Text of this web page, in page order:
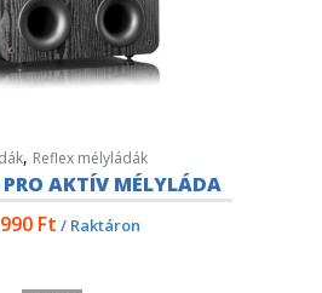
, Reflex mélyládák
PRO AKTÍV MÉLYLÁDA
Ft / Raktáron